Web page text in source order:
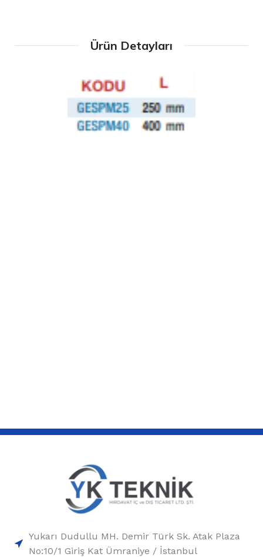
Ürün Detayları
Yukarı Dudullu MH. Demir Türk Sk. Atak Plaza
No:10/1 Giriş Kat Ümraniye / İstanbul